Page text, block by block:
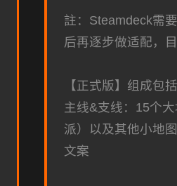
註：Steamdeck需
后再逐步做适配，
【正式版】组成包括
主线&支线：15个
派）以及其他小地
文案